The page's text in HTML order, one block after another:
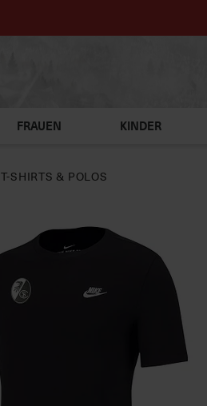
FRAUEN KINDER
T-SHIRTS & POLOS